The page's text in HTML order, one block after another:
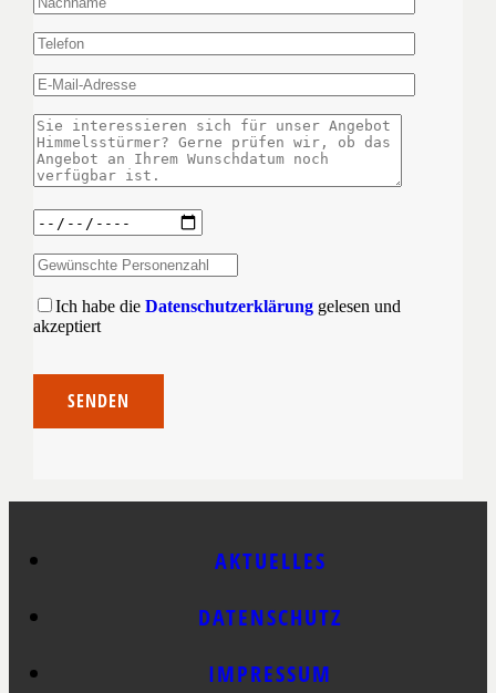
Ich habe die Datenschutzerklärung gelesen und
akzeptiert
AKTUELLES
DATENSCHUTZ
IMPRESSUM